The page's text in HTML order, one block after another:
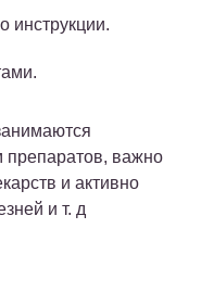
инструкции.
препаратов, важно
и активно
и т. д